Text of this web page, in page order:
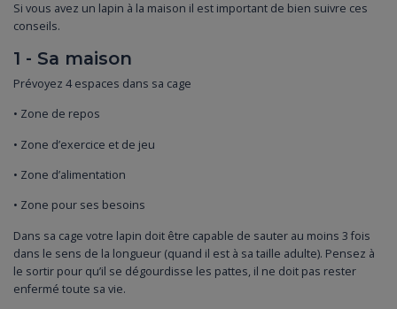
Si vous avez un lapin à la maison il est important de bien suivre ces
conseils.
1 - Sa maison
Prévoyez 4 espaces dans sa cage
• Zone de repos
• Zone d’exercice et de jeu
• Zone d’alimentation
• Zone pour ses besoins
Dans sa cage votre lapin doit être capable de sauter au moins 3 fois
dans le sens de la longueur (quand il est à sa taille adulte). Pensez à
le sortir pour qu’il se dégourdisse les pattes, il ne doit pas rester
enfermé toute sa vie.